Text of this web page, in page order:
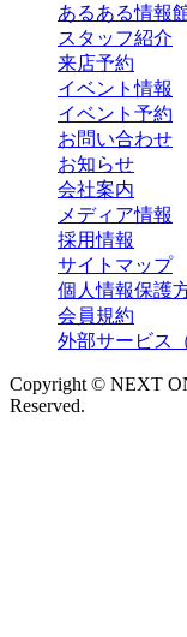
あるある情報
スタッフ紹介
来店予約
イベント情報
イベント予約
お問い合わせ
お知らせ
会社案内
メディア情報
採用情報
サイトマップ
個人情報保護
会員規約
外部サービス
Copyright © NEXT
Reserved.